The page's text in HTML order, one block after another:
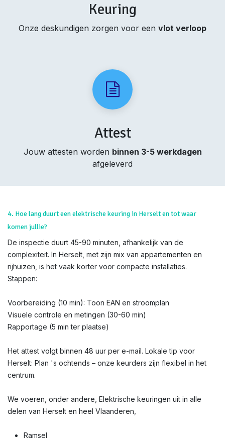
Keuring
Onze deskundigen zorgen voor een vlot verloop
Attest
Jouw attesten worden binnen 3-5 werkdagen
afgeleverd
4. Hoe lang duurt een elektrische keuring in Herselt en tot waar
komen jullie?
De inspectie duurt 45-90 minuten, afhankelijk van de
complexiteit. In Herselt, met zijn mix van appartementen en
rijhuizen, is het vaak korter voor compacte installaties.
Stappen:
Voorbereiding (10 min): Toon EAN en stroomplan
Visuele controle en metingen (30-60 min)
Rapportage (5 min ter plaatse)
Het attest volgt binnen 48 uur per e-mail. Lokale tip voor
Herselt: Plan 's ochtends – onze keurders zijn flexibel in het
centrum.
We voeren, onder andere, Elektrische keuringen uit in alle
delen van Herselt en heel Vlaanderen,
Ramsel